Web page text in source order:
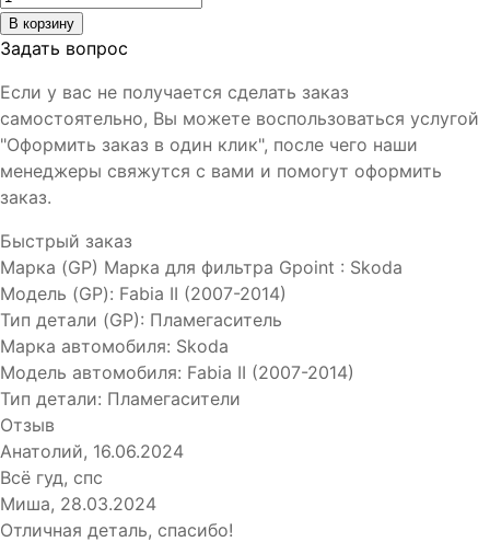
Задать вопрос
Если у вас не получается сделать заказ
самостоятельно, Вы можете воспользоваться услугой
"Оформить заказ в один клик", после чего наши
менеджеры свяжутся с вами и помогут оформить
заказ.
Быстрый заказ
Марка (GP) Марка для фильтра Gpoint : Skoda
Модель (GP): Fabia II (2007-2014)
Тип детали (GP): Пламегаситель
Марка автомобиля: Skoda
Модель автомобиля: Fabia II (2007-2014)
Тип детали: Пламегасители
Отзыв
Анатолий, 16.06.2024
Всё гуд, спс
Миша, 28.03.2024
Отличная деталь, спасибо!